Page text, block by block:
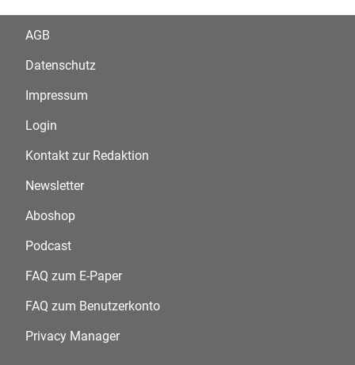
AGB
Datenschutz
Impressum
Login
Kontakt zur Redaktion
Newsletter
Aboshop
Podcast
FAQ zum E-Paper
FAQ zum Benutzerkonto
Privacy Manager